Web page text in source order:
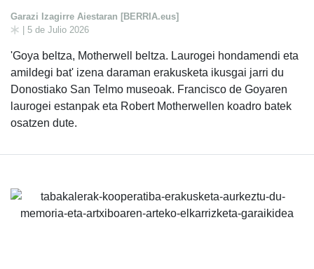
Garazi Izagirre Aiestaran [BERRIA.eus]
| 5 de Julio 2026
'Goya beltza, Motherwell beltza. Laurogei hondamendi eta
amildegi bat' izena daraman erakusketa ikusgai jarri du
Donostiako San Telmo museoak. Francisco de Goyaren
laurogei estanpak eta Robert Motherwellen koadro batek
osatzen dute.